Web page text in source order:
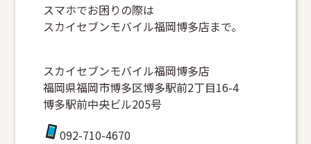
スマホでお困りの際は
スカイセブンモバイル福岡博多店まで。
スカイセブンモバイル福岡博多店
福岡県福岡市博多区博多駅前2丁目16-4
博多駅前中央ビル205号
092-710-4670